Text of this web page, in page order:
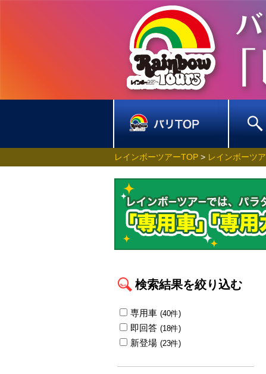
レインボーツアーTOP > レインボーツ
検索結果を絞り込む
専用車 (40件)
即回答 (18件)
新登場 (23件)